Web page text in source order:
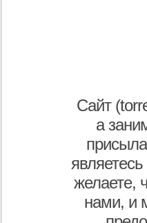
Сайт
а
желаете,
нами, и